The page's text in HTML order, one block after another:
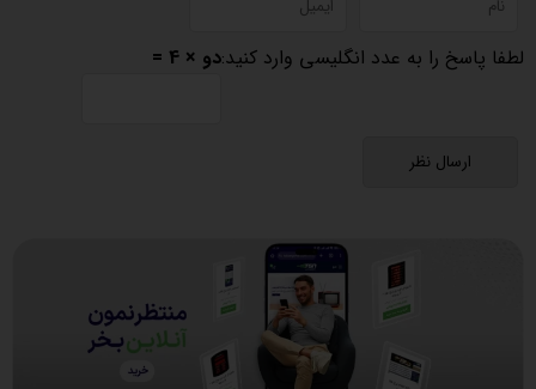
لطفا پاسخ را به عدد انگلیسی وارد کنید:دو × 4 =